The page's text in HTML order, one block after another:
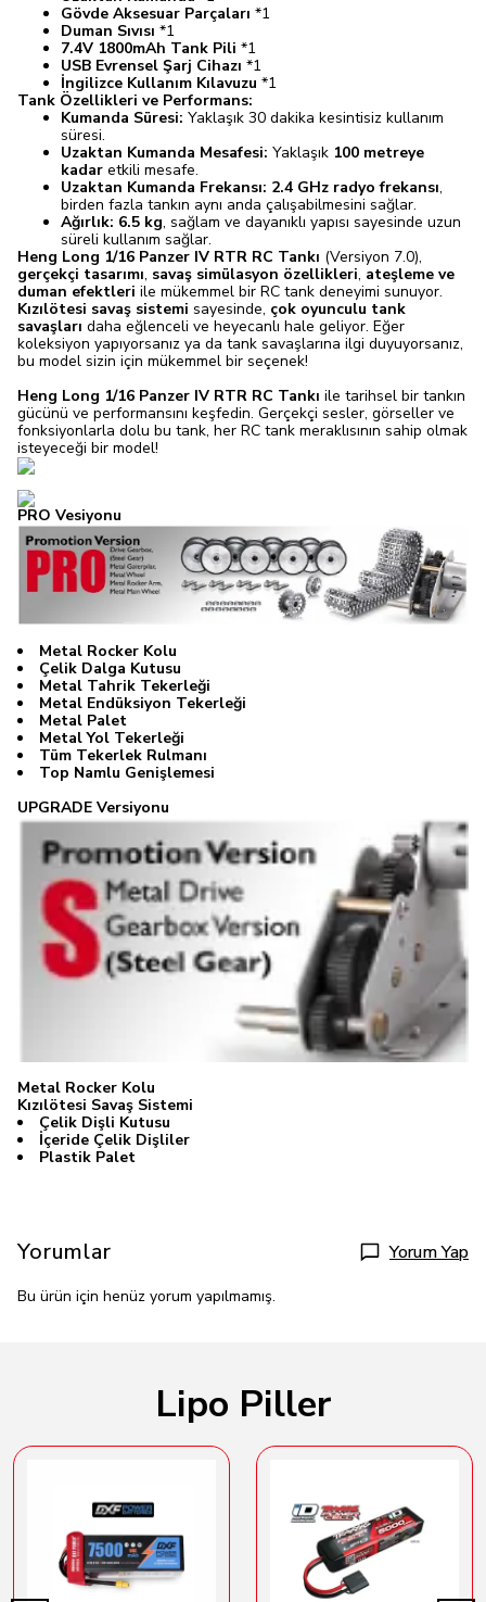
Gövde Aksesuar Parçaları *1
Duman Sıvısı *1
7.4V 1800mAh Tank Pili *1
USB Evrensel Şarj Cihazı *1
İngilizce Kullanım Kılavuzu *1
Tank Özellikleri ve Performans:
Kumanda Süresi: Yaklaşık 30 dakika kesintisiz kullanım
süresi.
Uzaktan Kumanda Mesafesi: Yaklaşık 100 metreye
kadar etkili mesafe.
Uzaktan Kumanda Frekansı: 2.4 GHz radyo frekansı,
birden fazla tankın aynı anda çalışabilmesini sağlar.
Ağırlık: 6.5 kg, sağlam ve dayanıklı yapısı sayesinde uzun
süreli kullanım sağlar.
Heng Long 1/16 Panzer IV RTR RC Tankı (Versiyon 7.0),
gerçekçi tasarımı, savaş simülasyon özellikleri, ateşleme ve
duman efektleri ile mükemmel bir RC tank deneyimi sunuyor.
Kızılötesi savaş sistemi sayesinde, çok oyunculu tank
savaşları daha eğlenceli ve heyecanlı hale geliyor. Eğer
koleksiyon yapıyorsanız ya da tank savaşlarına ilgi duyuyorsanız,
bu model sizin için mükemmel bir seçenek!
Heng Long 1/16 Panzer IV RTR RC Tankı ile tarihsel bir tankın
gücünü ve performansını keşfedin. Gerçekçi sesler, görseller ve
fonksiyonlarla dolu bu tank, her RC tank meraklısının sahip olmak
isteyeceği bir model!
PRO Vesiyonu
Metal Rocker Kolu
Çelik Dalga Kutusu
Metal Tahrik Tekerleği
Metal Endüksiyon Tekerleği
Metal Palet
Metal Yol Tekerleği
Tüm Tekerlek Rulmanı
Top Namlu Genişlemesi
UPGRADE Versiyonu
Metal Rocker Kolu
Kızılötesi Savaş Sistemi
Çelik Dişli Kutusu
İçeride Çelik Dişliler
Plastik Palet
Yorumlar Yorum Yap
Bu ürün için henüz yorum yapılmamış.
Lipo Piller